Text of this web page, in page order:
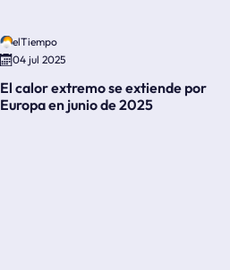
elTiempo
04 jul 2025
El calor extremo se extiende por
Europa en junio de 2025